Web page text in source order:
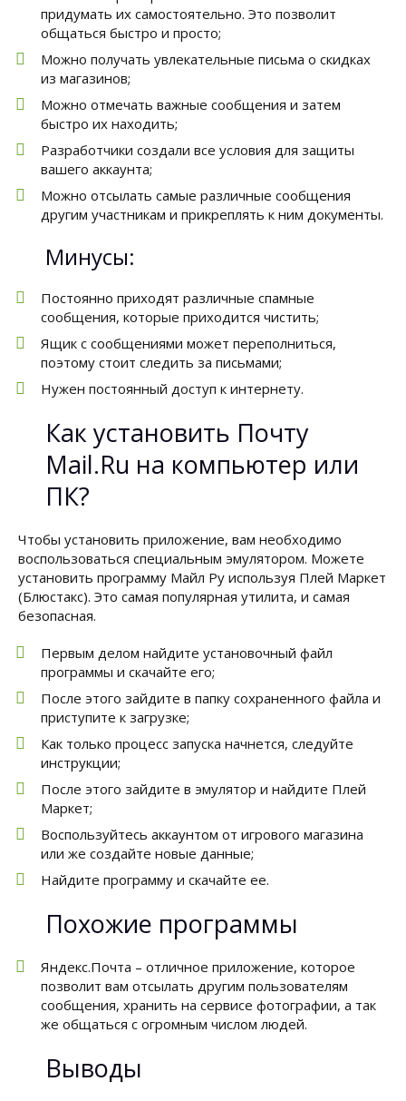
придумать их самостоятельно. Это позволит
общаться быстро и просто;
Можно получать увлекательные письма о скидках
из магазинов;
Можно отмечать важные сообщения и затем
быстро их находить;
Разработчики создали все условия для защиты
вашего аккаунта;
Можно отсылать самые различные сообщения
другим участникам и прикреплять к ним документы.
Минусы:
Постоянно приходят различные спамные
сообщения, которые приходится чистить;
Ящик с сообщениями может переполниться,
поэтому стоит следить за письмами;
Нужен постоянный доступ к интернету.
Как установить Почту
Mail.Ru на компьютер или
ПК?
Чтобы установить приложение, вам необходимо
воспользоваться специальным эмулятором. Можете
установить программу Майл Ру используя Плей Маркет
(Блюстакс). Это самая популярная утилита, и самая
безопасная.
Первым делом найдите установочный файл
программы и скачайте его;
После этого зайдите в папку сохраненного файла и
приступите к загрузке;
Как только процесс запуска начнется, следуйте
инструкции;
После этого зайдите в эмулятор и найдите Плей
Маркет;
Воспользуйтесь аккаунтом от игрового магазина
или же создайте новые данные;
Найдите программу и скачайте ее.
Похожие программы
Яндекс.Почта – отличное приложение, которое
позволит вам отсылать другим пользователям
сообщения, хранить на сервисе фотографии, а так
же общаться с огромным числом людей.
Выводы